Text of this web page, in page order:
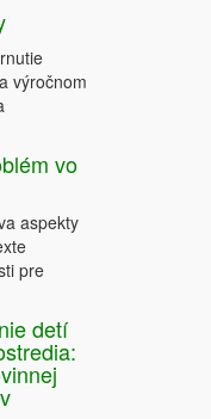
výročnom
vo
aspekty
pre
detí